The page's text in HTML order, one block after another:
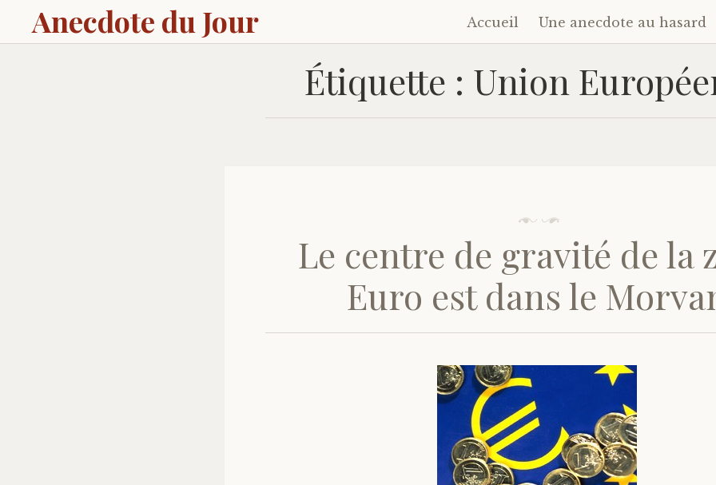
Anecdote du Jour
Accéder
au
contenu
principal
Accueil Une anecdote au hasard
Étiquette : Union
Le centre de gravité de la
Euro est dans le